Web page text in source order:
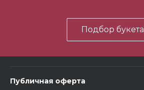
Подбор букета
Публичная оферта